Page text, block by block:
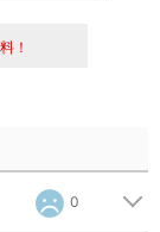
！
0